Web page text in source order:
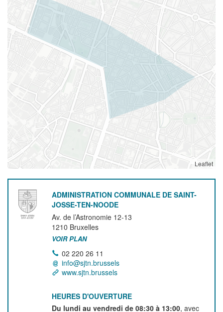
Leaflet
ADMINISTRATION COMMUNALE DE SAINT-
JOSSE-TEN-NOODE
Av. de l’Astronomie 12-13
1210 Bruxelles
VOIR PLAN
02 220 26 11
info@sjtn.brussels
www.sjtn.brussels
HEURES D'OUVERTURE
Du lundi au vendredi de 08:30 à 13:00, avec